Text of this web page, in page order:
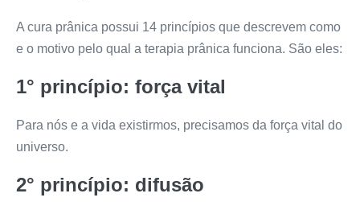
A cura prânica possui 14 princípios que descrevem como
e o motivo pelo qual a terapia prânica funciona. São eles:
1° princípio: força vital
Para nós e a vida existirmos, precisamos da força vital do
universo.
2° princípio: difusão